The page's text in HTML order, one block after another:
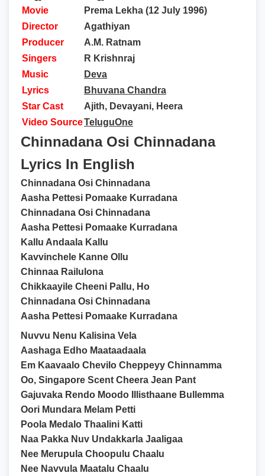
Movie
Prema Lekha (12 July 1996)
Director
Agathiyan
Producer
A.M. Ratnam
Singers
R Krishnraj
Music
Deva
Lyrics
Bhuvana Chandra
Star Cast
Ajith, Devayani, Heera
Video SourceTeluguOne
Chinnadana Osi Chinnadana
Lyrics In English
Chinnadana Osi Chinnadana
Aasha Pettesi Pomaake Kurradana
Chinnadana Osi Chinnadana
Aasha Pettesi Pomaake Kurradana
Kallu Andaala Kallu
Kavvinchele Kanne Ollu
Chinnaa Railulona
Chikkaayile Cheeni Pallu, Ho
Chinnadana Osi Chinnadana
Aasha Pettesi Pomaake Kurradana
Nuvvu Nenu Kalisina Vela
Aashaga Edho Maataadaala
Em Kaavaalo Chevilo Cheppeyy Chinnamma
Oo, Singapore Scent Cheera Jean Pant
Gajuvaka Rendo Moodo Illisthaane Bullemma
Oori Mundara Melam Petti
Poola Medalo Thaalini Katti
Naa Pakka Nuv Undakkarla Jaaligaa
Nee Merupula Choopulu Chaalu
Nee Navvula Maatalu Chaalu